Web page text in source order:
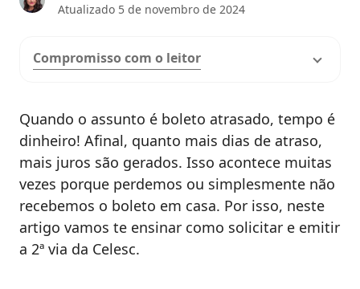
Atualizado 5 de novembro de 2024
Compromisso com o leitor
Quando o assunto é boleto atrasado, tempo é
dinheiro! Afinal, quanto mais dias de atraso,
mais juros são gerados. Isso acontece muitas
vezes porque perdemos ou simplesmente não
recebemos o boleto em casa. Por isso, neste
artigo vamos te ensinar como solicitar e emitir
a 2ª via da Celesc.